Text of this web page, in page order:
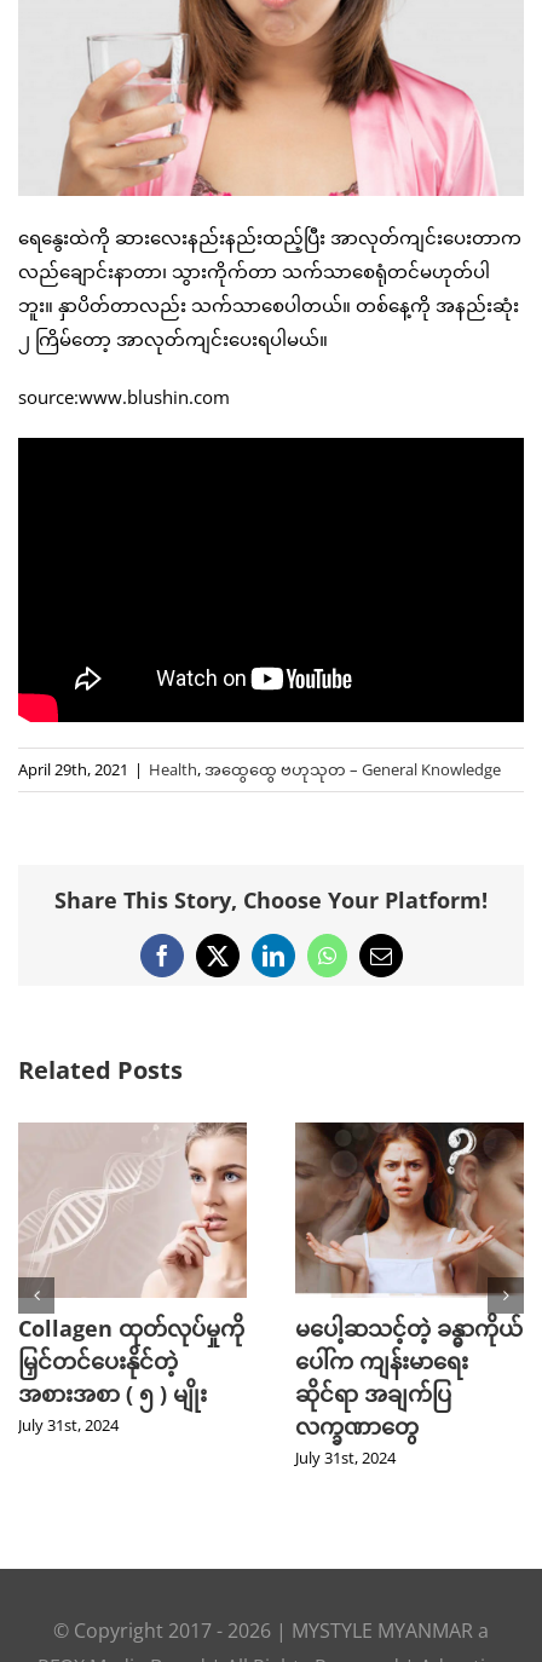
ရေနွေးထဲကို ဆားလေးနည်းနည်းထည့်ပြီး အာလုတ်ကျင်းပေးတာက
လည်ချောင်းနာတာ၊ သွားကိုက်တာ သက်သာစေရုံတင်မဟုတ်ပါ
ဘူး။ နှာပိတ်တာလည်း သက်သာစေပါတယ်။ တစ်နေ့ကို အနည်းဆုံး
၂ ကြိမ်တော့ အာလုတ်ကျင်းပေးရပါမယ်။
source:www.blushin.com
April 29th, 2021 | Health,အထွေထွေ ဗဟုသုတ – General Knowledge
Share This Story, Choose Your Platform!
Facebook
X LinkedInWhatsApp
Email
Related Posts
Collagen ထုတ်လုပ်မှုကို
မြှင်တင်ပေးနိုင်တဲ့
အစားအစာ ( ၅ ) မျိုး
July 31st, 2024
မပေါ့ဆသင့်တဲ့ ခန္ဓာကိုယ်
ပေါ်က ကျန်းမာရေး
ဆိုင်ရာ အချက်ပြ
လက္ခဏာတွေ
July 31st, 2024
© Copyright 2017 - 2026 | MYSTYLE MYANMAR a